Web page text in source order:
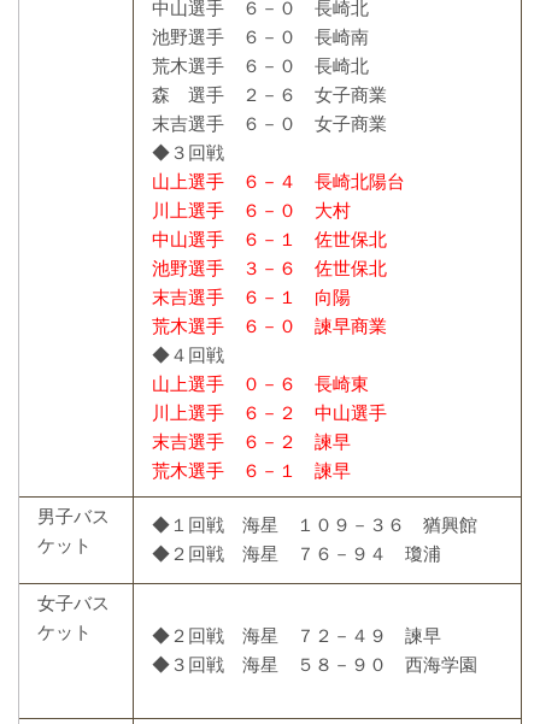
中山選手 ６－０ 長崎北
池野選手 ６－０ 長崎南
荒木選手 ６－０ 長崎北
森 選手 ２－６ 女子商業
末吉選手 ６－０ 女子商業
◆３回戦
山上選手 ６－４ 長崎北陽台
川上選手 ６－０ 大村
中山選手 ６－１ 佐世保北
池野選手 ３－６ 佐世保北
末吉選手 ６－１ 向陽
荒木選手 ６－０ 諫早商業
◆４回戦
山上選手 ０－６ 長崎東
川上選手 ６－２ 中山選手
末吉選手 ６－２ 諫早
荒木選手 ６－１ 諫早
男子バス
ケット
◆１回戦 海星 １０９－３６ 猶興館
◆２回戦 海星 ７６－９４ 瓊浦
女子バス
ケット
◆２回戦 海星 ７２－４９ 諫早
◆３回戦 海星 ５８－９０ 西海学園